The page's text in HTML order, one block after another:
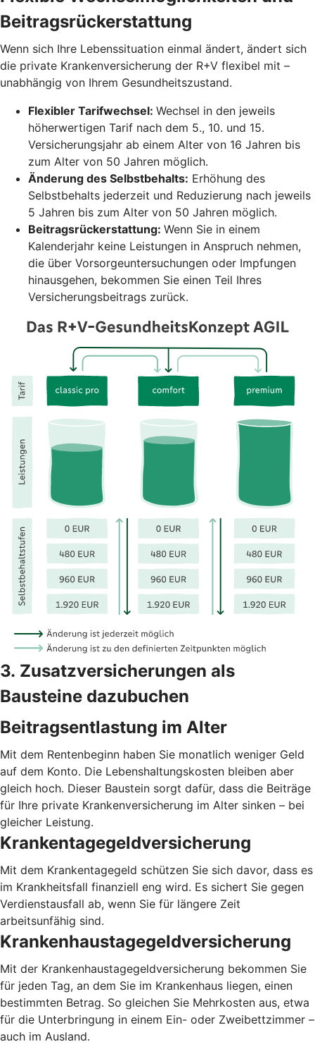
Beitragsrückerstattung
Wenn sich Ihre Lebenssituation einmal ändert, ändert sich
die private Krankenversicherung der R+V flexibel mit –
unabhängig von Ihrem Gesundheitszustand.
Flexibler Tarifwechsel: Wechsel in den jeweils
höherwertigen Tarif nach dem 5., 10. und 15.
Versicherungsjahr ab einem Alter von 16 Jahren bis
zum Alter von 50 Jahren möglich.
Änderung des Selbstbehalts: Erhöhung des
Selbstbehalts jederzeit und Reduzierung nach jeweils
5 Jahren bis zum Alter von 50 Jahren möglich.
Beitragsrückerstattung: Wenn Sie in einem
Kalenderjahr keine Leistungen in Anspruch nehmen,
die über Vorsorgeuntersuchungen oder Impfungen
hinausgehen, bekommen Sie einen Teil Ihres
Versicherungsbeitrags zurück.
3. Zusatzversicherungen als
Bausteine dazubuchen
Beitragsentlastung im Alter
Mit dem Rentenbeginn haben Sie monatlich weniger Geld
auf dem Konto. Die Lebenshaltungskosten bleiben aber
gleich hoch. Dieser Baustein sorgt dafür, dass die Beiträge
für Ihre private Krankenversicherung im Alter sinken – bei
gleicher Leistung.
Krankentagegeldversicherung
Mit dem Krankentagegeld schützen Sie sich davor, dass es
im Krankheitsfall finanziell eng wird. Es sichert Sie gegen
Verdienstausfall ab, wenn Sie für längere Zeit
arbeitsunfähig sind.
Krankenhaustagegeldversicherung
Mit der Krankenhaustagegeldversicherung bekommen Sie
für jeden Tag, an dem Sie im Krankenhaus liegen, einen
bestimmten Betrag. So gleichen Sie Mehrkosten aus, etwa
für die Unterbringung in einem Ein- oder Zweibettzimmer –
auch im Ausland.